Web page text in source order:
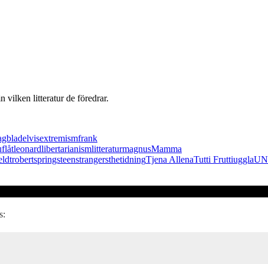
vilken litteratur de föredrar.
elvisextremismfrank
låtleonardlibertarianismlitteraturmagnusMamma
robertspringsteenstrangersthetidningTjena AllenaTutti Fruttiuggla